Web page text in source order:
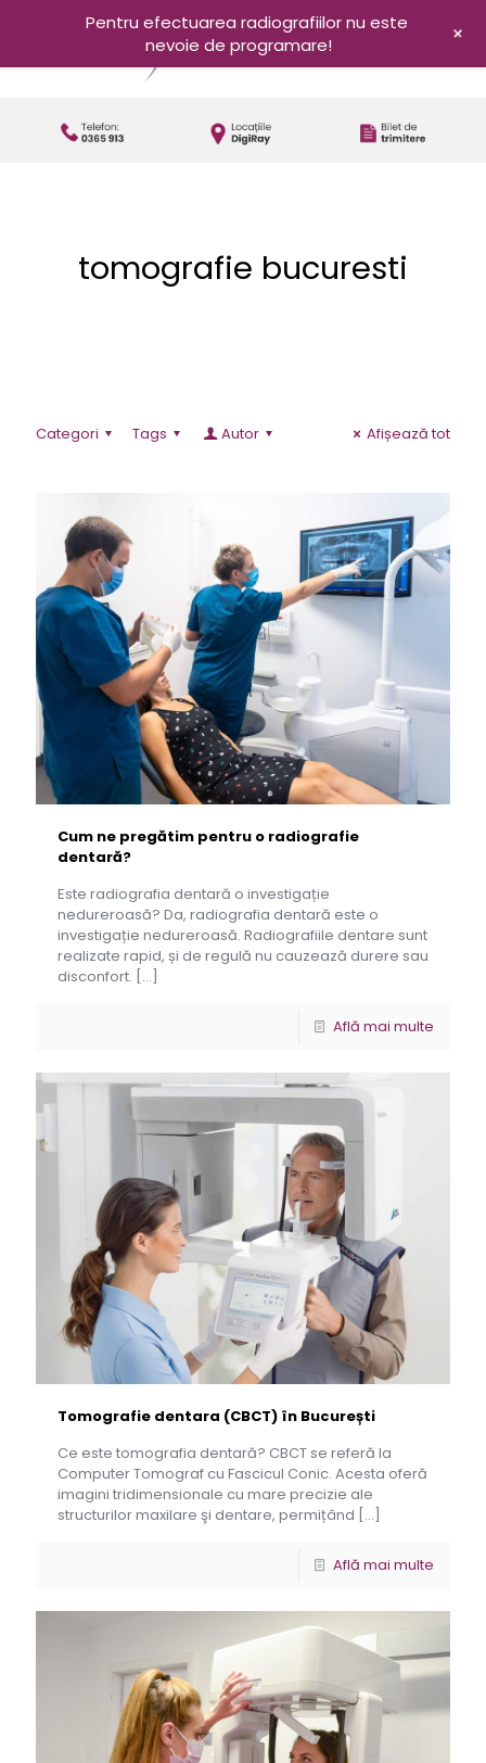
tomografie bucuresti
Categori Tags Autor Afișează tot
Cum ne pregătim pentru o radiografie
dentară?
Este radiografia dentară o investigație
nedureroasă? Da, radiografia dentară este o
investigație nedureroasă. Radiografiile dentare sunt
realizate rapid, și de regulă nu cauzează durere sau
disconfort. […]
Află mai multe
Tomografie dentara (CBCT) în București
Ce este tomografia dentară? CBCT se referă la
Computer Tomograf cu Fascicul Conic. Acesta oferă
imagini tridimensionale cu mare precizie ale
structurilor maxilare şi dentare, permițând […]
Află mai multe
Pentru efectuarea radiografiilor nu este
nevoie de programare!
+